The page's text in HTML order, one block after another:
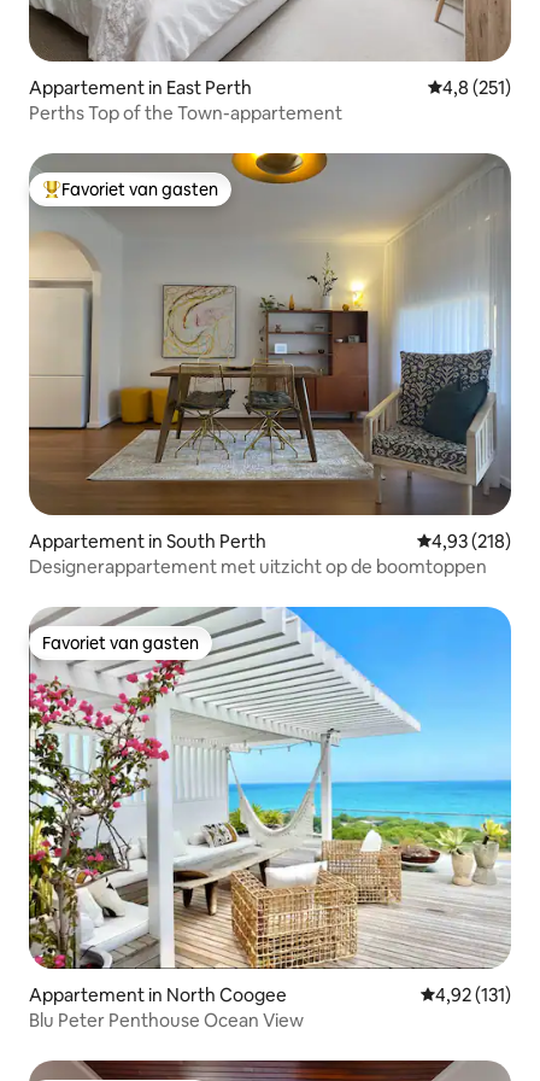
Appartement in East Perth Gemiddelde
4,8 (251)
Perths Top of the Town-appartement
Topfavoriet van gasten
Favoriet van gasten
Appartement in South Perth Gemiddelde
4,93 (218)
Designerappartement met uitzicht op de boomtoppen
Favoriet van gasten
Favoriet van gasten
Appartement in North Coogee Gemiddelde
4,92 (131)
Blu Peter Penthouse Ocean View